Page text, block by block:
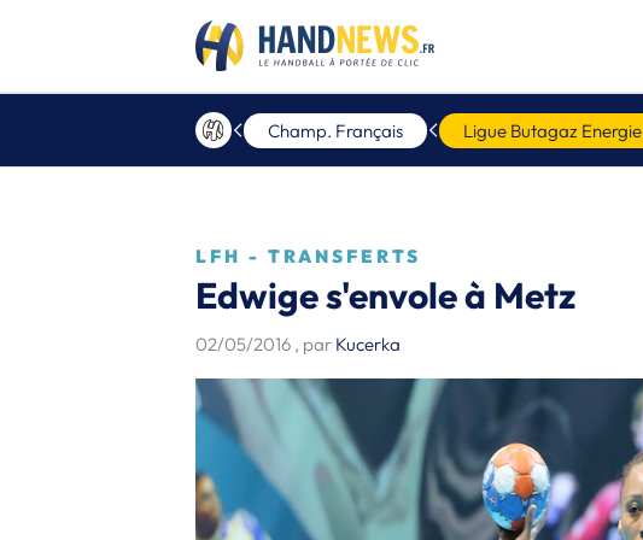
Champ. Français Ligue Butagaz Energie
LFH - TRANSFERTS
Edwige s'envole à Metz
02/05/2016 , par Kucerka